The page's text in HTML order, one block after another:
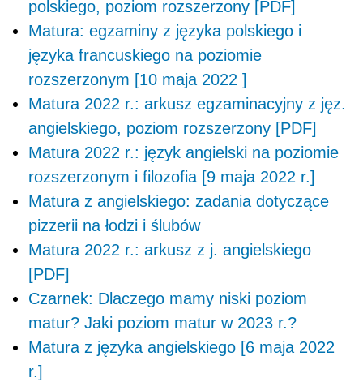
polskiego, poziom rozszerzony [PDF]
Matura: egzaminy z języka polskiego i
języka francuskiego na poziomie
rozszerzonym [10 maja 2022 ]
Matura 2022 r.: arkusz egzaminacyjny z jęz.
angielskiego, poziom rozszerzony [PDF]
Matura 2022 r.: język angielski na poziomie
rozszerzonym i filozofia [9 maja 2022 r.]
Matura z angielskiego: zadania dotyczące
pizzerii na łodzi i ślubów
Matura 2022 r.: arkusz z j. angielskiego
[PDF]
Czarnek: Dlaczego mamy niski poziom
matur? Jaki poziom matur w 2023 r.?
Matura z języka angielskiego [6 maja 2022
r.]